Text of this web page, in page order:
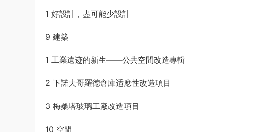
1 好設計，盡可能少設計
9 建築
1 工業遺迹的新生——公共空間改造專輯
2 下諾夫哥羅德倉庫适應性改造項目
3 梅桑塔玻璃工廠改造項目
10 空間